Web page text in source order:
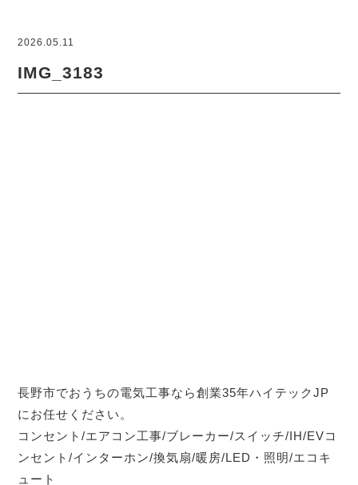
2026.05.11
IMG_3183
長野市でおうちの電気工事なら創業35年ハイテックJP
にお任せください。
コンセント/エアコン工事/ブレーカー/スイッチ/IH/EVコ
ンセント/インターホン/換気扇/暖房/LED・照明/エコキ
ュート